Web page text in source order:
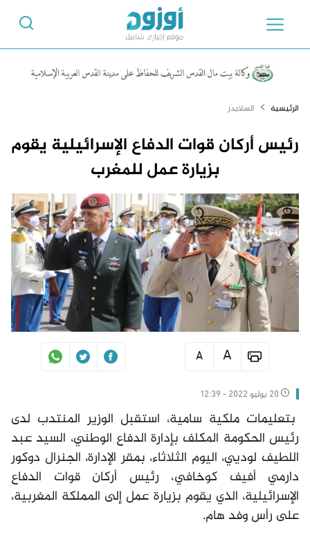
الرئيسية السلايدر
رئيس أركان قوات الدفاع الإسرائيلية يقوم
بزيارة عمل للمغرب
بتعليمات ملكية سامية، استقبل الوزير المنتدب لدى
رئيس الحكومة المكلف بإدارة الدفاع الوطني، السيد عبد
اللطيف لوديي، اليوم الثلاثاء، بمقر الإدارة، الجنرال دوكور
دارمي أفيف كوخافي، رئيس أركان قوات الدفاع
الإسرائيلية، الذي يقوم بزيارة عمل إلى المملكة المغربية،
على رأس وفد هام.
A
A